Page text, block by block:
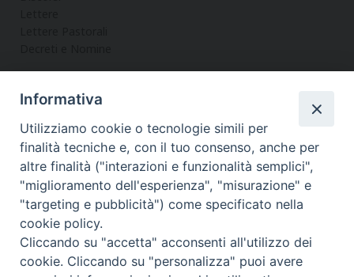
Informazioni
Vicario Generale
Uffici
Servizi
Informativa
Utilizziamo cookie o tecnologie simili per
finalità tecniche e, con il tuo consenso, anche per
altre finalità ("interazioni e funzionalità semplici",
"miglioramento dell'esperienza", "misurazione" e
"targeting e pubblicità") come specificato nella
cookie policy.
Cliccando su "accetta" acconsenti all'utilizzo dei
cookie. Cliccando su "personalizza" puoi avere